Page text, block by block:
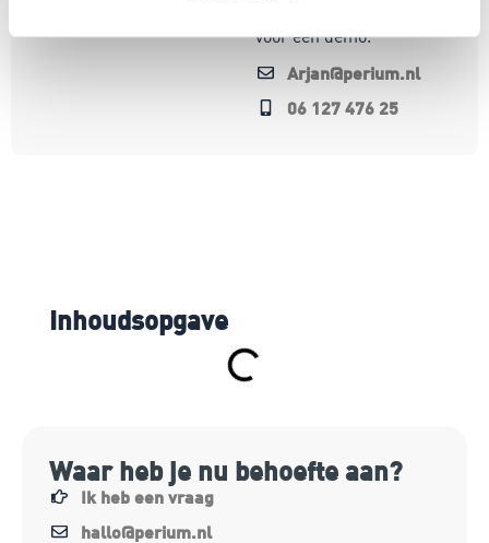
voor een demo.
Arjan@perium.nl
06 127 476 25
Inhoudsopgave
Waar heb je nu behoefte aan?
Ik heb een vraag
hallo@perium.nl